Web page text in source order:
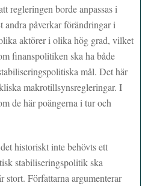
regleringen borde anpassas i
andra påverkar förändringar i
aktörer i olika hög grad, vilket
finanspolitiken ska ha både
mål. Det här
makrotillsynsregleringar. I
de här poängerna i tur och
historiskt inte behövts ett
stabiliseringspolitik ska
stort. Författarna argumenterar